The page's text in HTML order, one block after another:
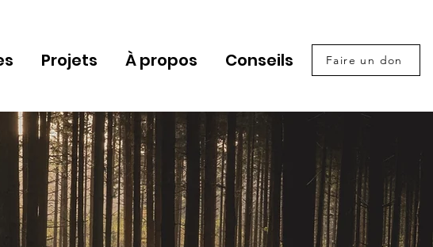
Projets À propos Conseils Faire un don